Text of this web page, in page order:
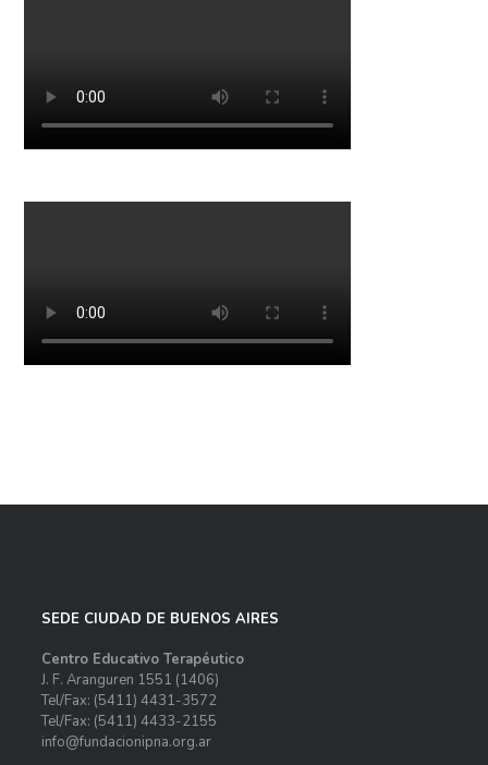
SEDE CIUDAD DE BUENOS AIRES
Centro Educativo Terapéutico
J. F. Aranguren 1551 (1406)
Tel/Fax: (5411) 4431-3572
Tel/Fax: (5411) 4433-2155
info@fundacionipna.org.ar